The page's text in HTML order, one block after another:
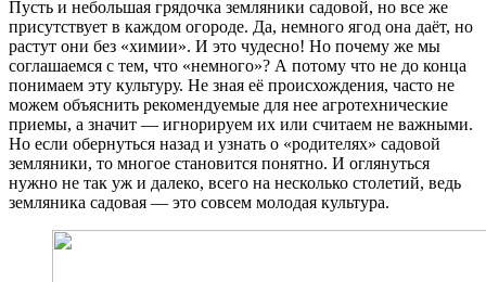
Пусть и небольшая грядочка земляники садовой, но все же
присутствует в каждом огороде. Да, немного ягод она даёт, но
растут они без «химии». И это чудесно! Но почему же мы
соглашаемся с тем, что «немного»? А потому что не до конца
понимаем эту культуру. Не зная её происхождения, часто не
можем объяснить рекомендуемые для нее агротехнические
приемы, а значит — игнорируем их или считаем не важными.
Но если обернуться назад и узнать о «родителях» садовой
земляники, то многое становится понятно. И оглянуться
нужно не так уж и далеко, всего на несколько столетий, ведь
земляника садовая — это совсем молодая культура.